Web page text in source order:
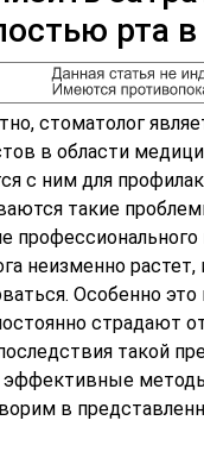
рта
стоматолог
в области
с ним для
такие
профессионального
неизменно
Особенно
страдают
такой
эффективные
в